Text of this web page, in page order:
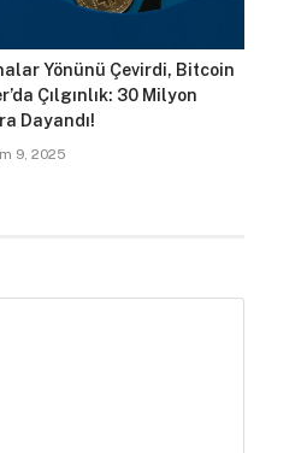
Yönünü Çevirdi, Bitcoin
Çılgınlık: 30 Milyon
Dayandı!
9, 2025